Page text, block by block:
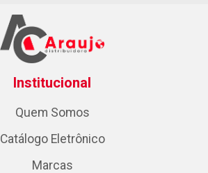
Institucional
Quem Somos
Catálogo Eletrônico
Marcas